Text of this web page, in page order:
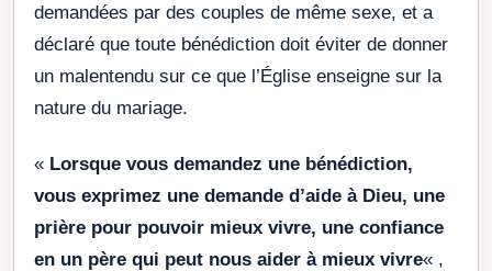
demandées par des couples de même sexe, et a
déclaré que toute bénédiction doit éviter de donner
un malentendu sur ce que l’Église enseigne sur la
nature du mariage.
« Lorsque vous demandez une bénédiction,
vous exprimez une demande d’aide à Dieu, une
prière pour pouvoir mieux vivre, une confiance
en un père qui peut nous aider à mieux vivre« ,